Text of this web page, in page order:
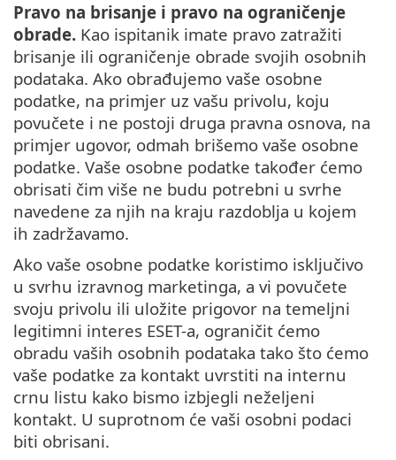
Pravo na brisanje i pravo na ograničenje
obrade. Kao ispitanik imate pravo zatražiti
brisanje ili ograničenje obrade svojih osobnih
podataka. Ako obrađujemo vaše osobne
podatke, na primjer uz vašu privolu, koju
povučete i ne postoji druga pravna osnova, na
primjer ugovor, odmah brišemo vaše osobne
podatke. Vaše osobne podatke također ćemo
obrisati čim više ne budu potrebni u svrhe
navedene za njih na kraju razdoblja u kojem
ih zadržavamo.
Ako vaše osobne podatke koristimo isključivo
u svrhu izravnog marketinga, a vi povučete
svoju privolu ili uložite prigovor na temeljni
legitimni interes ESET-a, ograničit ćemo
obradu vaših osobnih podataka tako što ćemo
vaše podatke za kontakt uvrstiti na internu
crnu listu kako bismo izbjegli neželjeni
kontakt. U suprotnom će vaši osobni podaci
biti obrisani.